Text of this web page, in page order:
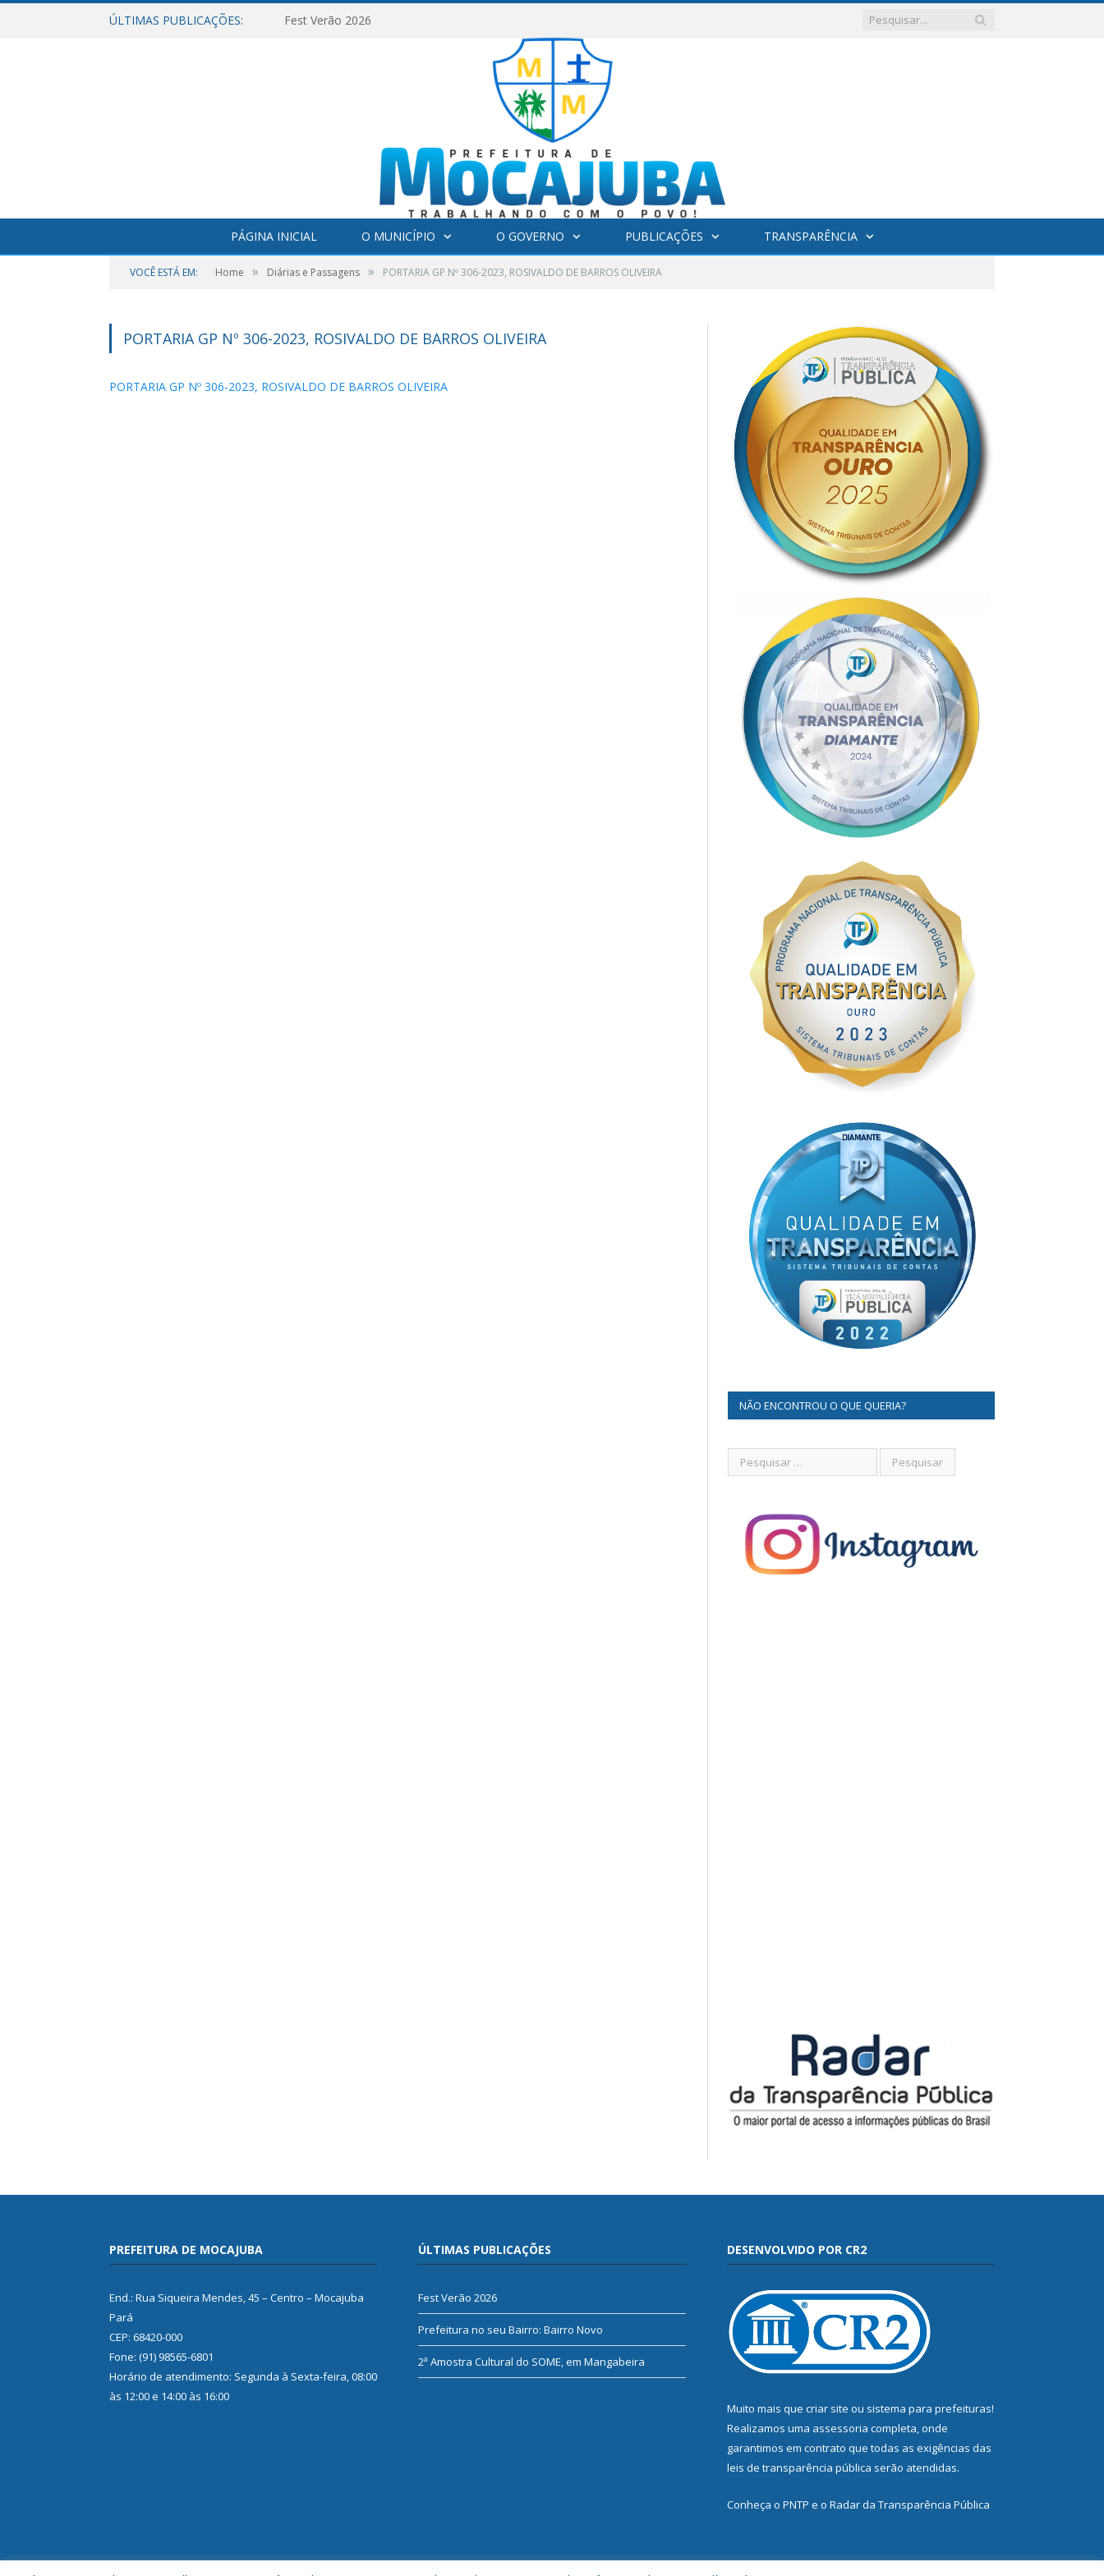
ÚLTIMAS PUBLICAÇÕES: Fest Verão 2026
PÁGINA INICIAL O MUNICÍPIO O GOVERNO PUBLICAÇÕES TRANSPARÊNCIA
VOCÊ ESTÁ EM: Home » Diárias e Passagens » PORTARIA GP Nº 306-2023, ROSIVALDO DE BARROS OLIVEIRA
PORTARIA GP Nº 306-2023, ROSIVALDO DE BARROS OLIVEIRA
PORTARIA GP Nº 306-2023, ROSIVALDO DE BARROS OLIVEIRA
NÃO ENCONTROU O QUE QUERIA?
PREFEITURA DE MOCAJUBA
End.: Rua Siqueira Mendes, 45 – Centro – Mocajuba
Pará
CEP: 68420-000
Fone: (91) 98565-6801
Horário de atendimento: Segunda à Sexta-feira, 08:00
às 12:00 e 14:00 às 16:00
ÚLTIMAS PUBLICAÇÕES
Fest Verão 2026
Prefeitura no seu Bairro: Bairro Novo
2ª Amostra Cultural do SOME, em Mangabeira
DESENVOLVIDO POR CR2
Muito mais que criar site ou sistema para prefeituras!
Realizamos uma assessoria completa, onde
garantimos em contrato que todas as exigências das
leis de transparência pública serão atendidas.
Conheça o PNTP e o Radar da Transparência Pública